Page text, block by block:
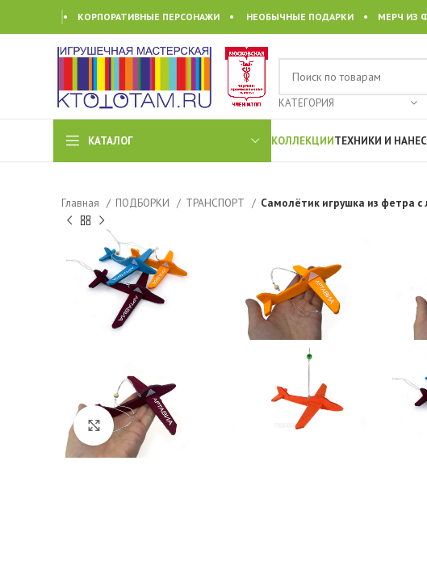
• КОРПОРАТИВНЫЕ ПЕРСОНАЖИ • НЕОБЫЧНЫЕ ПОДАРКИ • МЕРЧ ИЗ
КАТЕГОРИЯ
КАТАЛОГ КОЛЛЕКЦИИТЕХНИКИ И
Главная ПОДБОРКИ ТРАНСПОРТ Самолётик игрушка из фетра с
Click to enlarge